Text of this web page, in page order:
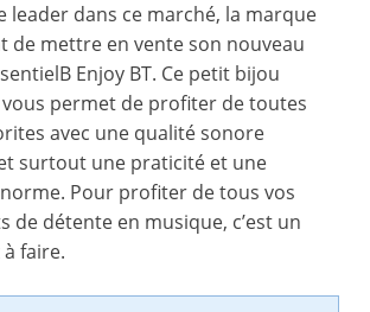
leader dans ce marché, la marque
de mettre en vente son nouveau
Enjoy BT. Ce petit bijou
permet de profiter de toutes
avec une qualité sonore
surtout une praticité et une
Pour profiter de tous vos
de détente en musique, c’est un
faire.